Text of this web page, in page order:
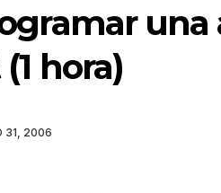
hora)
31, 2006